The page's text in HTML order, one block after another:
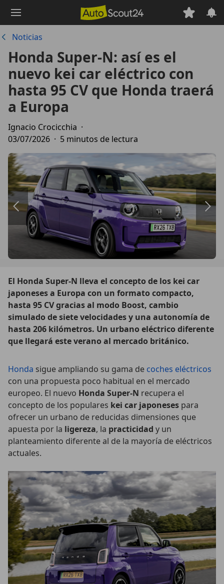
principal
Noticias
Honda Super-N: así es el
nuevo kei car eléctrico con
hasta 95 CV que Honda traerá
a Europa
Ignacio Crocicchia ·
03/07/2026 · 5 minutos de lectura
El Honda Super-N lleva el concepto de los kei car
japoneses a Europa con un formato compacto,
hasta 95 CV gracias al modo Boost, cambio
simulado de siete velocidades y una autonomía de
hasta 206 kilómetros. Un urbano eléctrico diferente
que llegará este verano al mercado británico.
Honda sigue ampliando su gama de coches eléctricos
con una propuesta poco habitual en el mercado
europeo. El nuevo Honda Super-N recupera el
concepto de los populares kei car japoneses para
ofrecer un urbano de reducidas dimensiones que
apuesta por la ligereza, la practicidad y un
planteamiento diferente al de la mayoría de eléctricos
actuales.